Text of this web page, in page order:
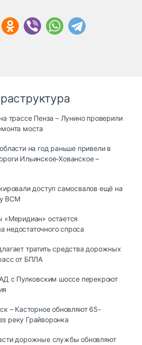
трассе Пенза – Лунино проверили
моста
на год раньше привели в
Ильинское-Хованское –
доступ самосвалов ещё на
ВСМ
«Меридиан» остается
спроса
тратить средства дорожных
от БПЛА
с Пулковским шоссе перекроют
– Касторное обновляют 65-
реку Грайворонка
дорожные службы обновляют